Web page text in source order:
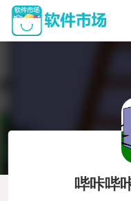
哔咔哔